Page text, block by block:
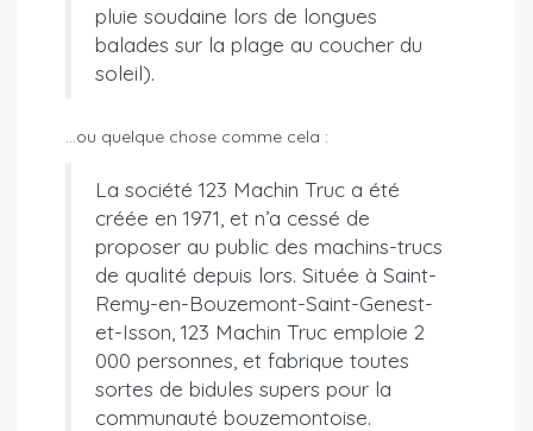
pluie soudaine lors de longues
balades sur la plage au coucher du
soleil).
…ou quelque chose comme cela :
La société 123 Machin Truc a été
créée en 1971, et n’a cessé de
proposer au public des machins-trucs
de qualité depuis lors. Située à Saint-
Remy-en-Bouzemont-Saint-Genest-
et-Isson, 123 Machin Truc emploie 2
000 personnes, et fabrique toutes
sortes de bidules supers pour la
communauté bouzemontoise.